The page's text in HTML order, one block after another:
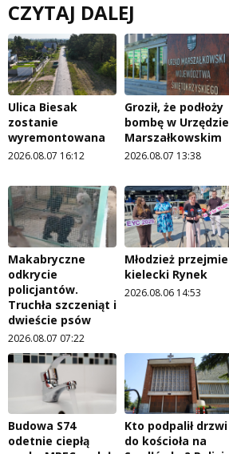
CZYTAJ DALEJ
Ulica Biesak
zostanie
wyremontowana
2026.08.07 16:12
Groził, że podłoży
bombę w Urzędzie
Marszałkowskim
2026.08.07 13:38
Makabryczne
odkrycie
policjantów.
Truchła szczeniąt i
dwieście psów
2026.08.07 07:22
Młodzież przejmie
kielecki Rynek
2026.08.06 14:53
Budowa S74
odetnie ciepłą
Kto podpalił drzwi
do kościoła na